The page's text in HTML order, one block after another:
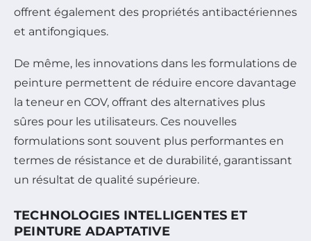
offrent également des propriétés antibactériennes
et antifongiques.
De même, les innovations dans les formulations de
peinture permettent de réduire encore davantage
la teneur en COV, offrant des alternatives plus
sûres pour les utilisateurs. Ces nouvelles
formulations sont souvent plus performantes en
termes de résistance et de durabilité, garantissant
un résultat de qualité supérieure.
TECHNOLOGIES INTELLIGENTES ET
PEINTURE ADAPTATIVE